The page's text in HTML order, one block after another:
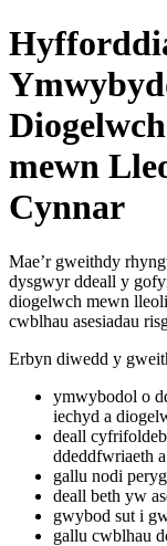
mewn
Cynnar
Mae’r gweithdy
dysgwyr ddeall y
diogelwch mewn
cwblhau asesiadau
Erbyn diwedd y
ymwybodol o
iechyd a
deall
ddeddfwriaeth
gallu nodi
deall beth yw
gwybod sut i
gallu cwblhau